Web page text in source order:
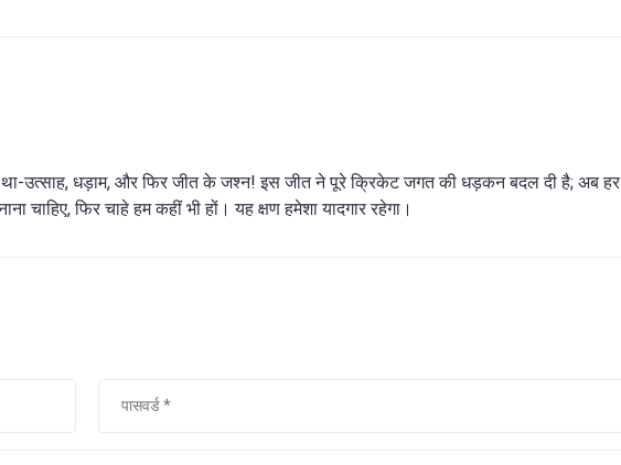
था-उत्साह, धड़ाम, और फिर जीत के जश्न! इस जीत ने पूरे क्रिकेट जगत की धड़कन बदल दी है; अब हर
चाहिए, फिर चाहे हम कहीं भी हों। यह क्षण हमेशा यादगार रहेगा।